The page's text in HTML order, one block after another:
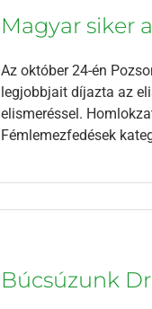
Magyar siker
Az október 24-én
legjobbjait díjazta az
elismeréssel.
Fémlemezfedések
Búcsúzunk